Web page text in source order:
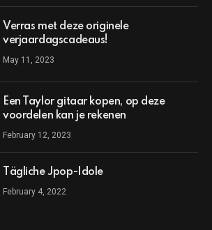
Verras met deze originele
verjaardagscadeaus!
May 11, 2023
Een Taylor gitaar kopen, op deze
voordelen kan je rekenen
February 12, 2023
Tägliche Jpop-Idole
February 4, 2022